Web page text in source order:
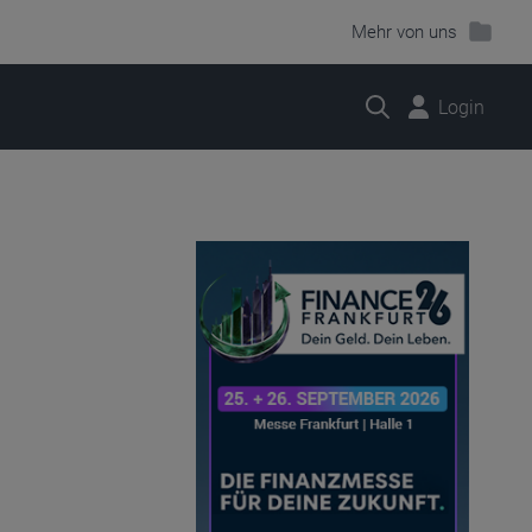
Mehr von uns
Suche Login